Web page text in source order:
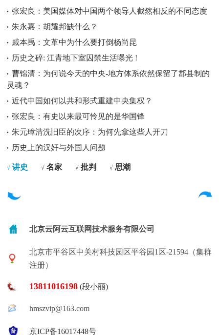
张宏良：美国媒体对中国两个领导人截然相反的不同态度
朱永嘉：胡耀邦缺什么？
戚本禹：文革中为什么要打倒杨尚昆
历史之碎: 江青地下室囚禁生活曝光 !
曹锦清：为何说今天的中央-地方体系依然保留了郡县制的
灵魂？
近代中国如何以共和形式重建中央集权？
张宏良：有史以来最可怜见的是华国锋
朱元璋清洗旧臣的次序：为何先拿这些人开刀
历史上的汉奸与外国人问题
√ 讲史 √ 名家 √ 批判 √ 思潮
北京云阿云互联网技术服务有限公司
北京市平谷区中关村科技园区平谷园1区-21594（集群
注册）
13811016198 (段小丽)
hmszvip@163.com
京ICP备16017448号